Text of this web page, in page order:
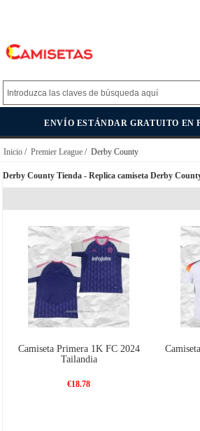
ENVÍO ESTÁNDAR GRATUITO EN
Inicio / Premier League / Derby County
Derby County Tienda - Replica camiseta Derby
Camiseta Primera 1K FC 2024
Tailandia
€18.78